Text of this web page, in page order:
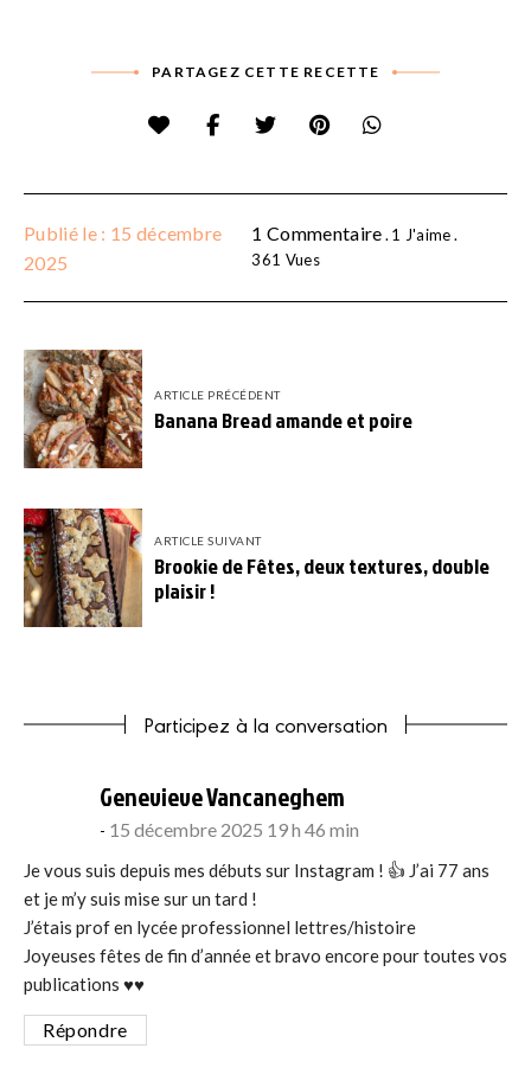
PARTAGEZ CETTE RECETTE
Publié le : 15 décembre
2025
1 Commentaire 1
J'aime
361 Vues
Navigation
de
l’article
ARTICLE PRÉCÉDENT
Banana Bread amande et poire
ARTICLE SUIVANT
Brookie de Fêtes, deux textures, double
plaisir !
Participez à la conversation
Genevieve Vancaneghem
15 décembre 2025 19 h 46 min
Je vous suis depuis mes débuts sur Instagram ! 👍 J’ai 77 ans
et je m’y suis mise sur un tard !
J’étais prof en lycée professionnel lettres/histoire
Joyeuses fêtes de fin d’année et bravo encore pour toutes vos
publications ♥️♥️
Répondre